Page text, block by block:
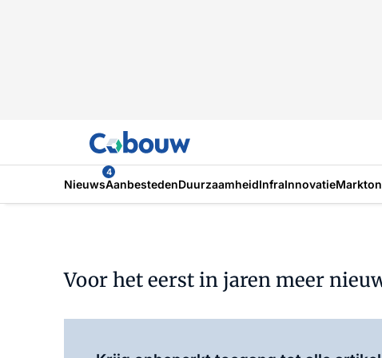
Nieuws
4
AanbestedenDuurzaamheidInfraInnovatie
Voor het eerst in jaren meer